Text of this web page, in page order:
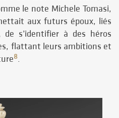
le note Michele Tomasi,
aux futurs époux, liés
s’identifier à des héros
flattant leurs ambitions et
8.